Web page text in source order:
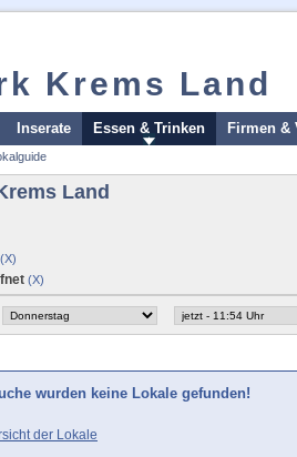
Krems Land
Inserate Essen & Trinken Firmen &
Land
(X)
(X)
wurden keine Lokale gefunden!
der Lokale